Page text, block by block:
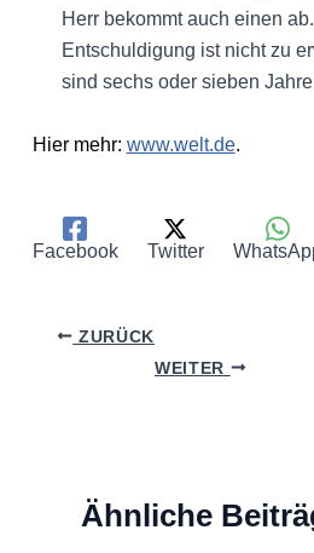
Herr bekommt auch einen
Entschuldigung ist nicht zu
sind sechs oder sieben
Hier mehr: www.welt.de.
Facebook Twitter
ZURÜCK
WEITER
Ähnliche